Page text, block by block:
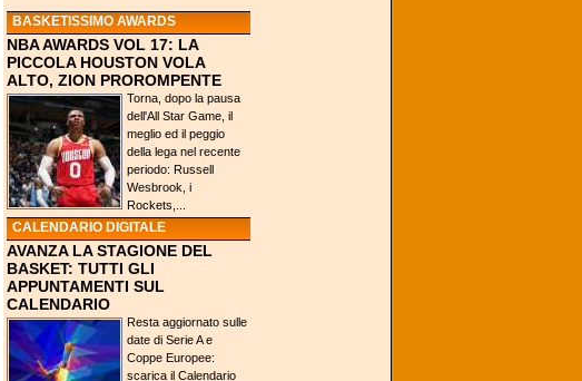
BASKETISSIMO AWARDS
NBA AWARDS VOL 17: LA
PICCOLA HOUSTON VOLA
ALTO, ZION PROROMPENTE
Torna, dopo la pausa
dell'All Star Game, il
meglio ed il peggio
della lega nel recente
periodo: Russell
Wesbrook, i
Rockets,...
CALENDARIO DIGITALE
AVANZA LA STAGIONE DEL
BASKET: TUTTI GLI
APPUNTAMENTI SUL
CALENDARIO
Resta aggiornato sulle
date di Serie A e
Coppe Europee:
scarica il Calendario